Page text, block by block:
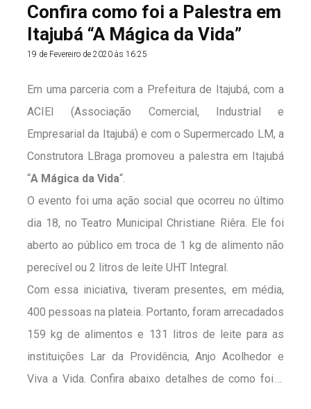
Confira como foi a Palestra em
Itajubá “A Mágica da Vida”
19 de Fevereiro de 2020 às 16:25
Em uma parceria com a Prefeitura de Itajubá, com a
ACIEI (Associação Comercial, Industrial e
Empresarial da Itajubá) e com o Supermercado LM, a
Construtora LBraga promoveu a palestra em Itajubá
“A Mágica da Vida“.
O evento foi uma ação social que ocorreu no último
dia 18, no Teatro Municipal Christiane Riêra. Ele foi
aberto ao público em troca de 1 kg de alimento não
perecível ou 2 litros de leite UHT Integral.
Com essa iniciativa, tiveram presentes, em média,
400 pessoas na plateia. Portanto, foram arrecadados
159 kg de alimentos e 131 litros de leite para as
instituições Lar da Providência, Anjo Acolhedor e
Viva a Vida. Confira abaixo detalhes de como foi o